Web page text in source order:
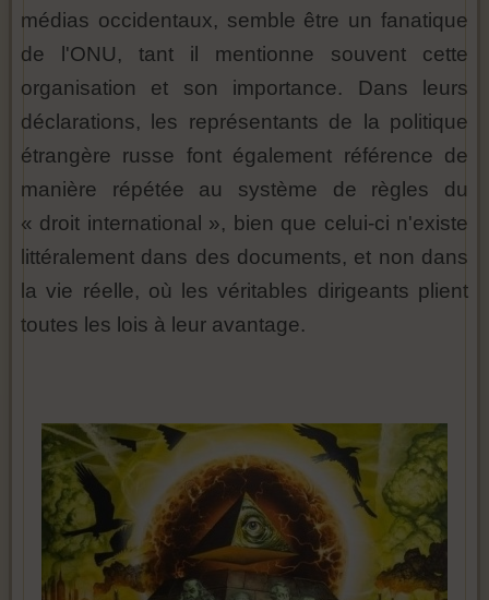
médias occidentaux, semble être un fanatique
de l'ONU, tant il mentionne souvent cette
organisation et son importance. Dans leurs
déclarations, les représentants de la politique
étrangère russe font également référence de
manière répétée au système de règles du
« droit international », bien que celui-ci n'existe
littéralement dans des documents, et non dans
la vie réelle, où les véritables dirigeants plient
toutes les lois à leur avantage.